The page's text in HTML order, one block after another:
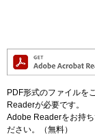
PDF形式のファイルを
Readerが必要です。
Adobe Readerをお持
ださい。（無料）